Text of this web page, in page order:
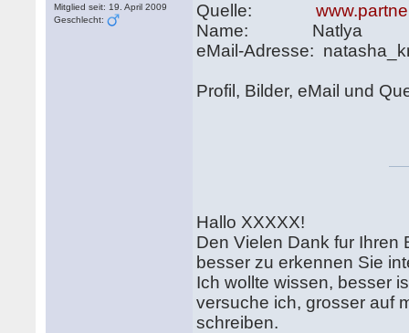
Mitglied seit: 19. April 2009
Geschlecht:
Quelle:
Name: Natlya
eMail-Adresse:
Profil, Bilder, eMail und
Hallo XXXXX!
Den Vielen Dank fur Ihren
besser zu erkennen Sie
Ich wollte wissen, besser
versuche ich, grosser auf
schreiben.